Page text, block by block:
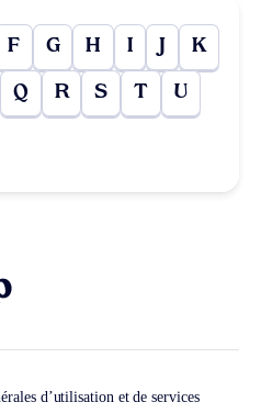
F G H I J K
Q R S T U
d’utilisation et de services